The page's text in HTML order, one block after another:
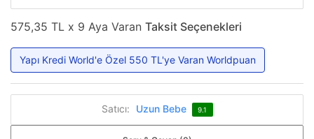
575,35 TL x 9 Aya Varan Taksit Seçenekleri
Yapı Kredi World'e Özel 550 TL'ye Varan Worldpuan
Satıcı: Uzun Bebe 9.1